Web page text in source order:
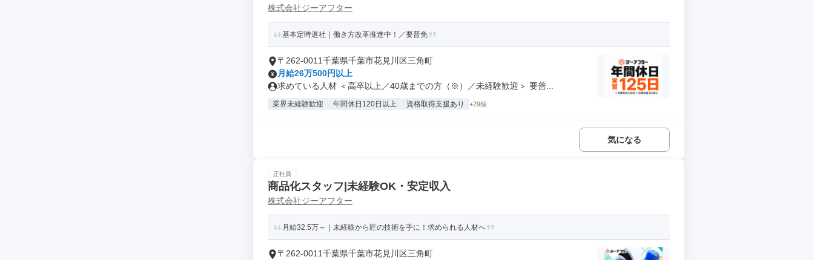
株式会社ジーアフター
基本定時退社｜働き方改革推進中！／要普免
〒262-0011千葉県千葉市花見川区三角町
月給26万500円以上
求めている人材 ＜高卒以上／40歳までの方（※）／未経験歓迎＞ 要普...
業界未経験歓迎 年間休日120日以上 資格取得支援あり +29個
気になる
正社員
商品化スタッフ|未経験OK・安定収入
株式会社ジーアフター
月給32.5万～｜未経験から匠の技術を手に！求められる人材へ
〒262-0011千葉県千葉市花見川区三角町